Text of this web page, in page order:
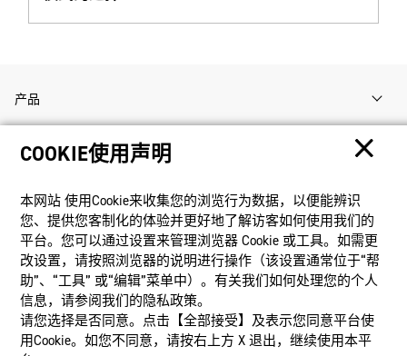
产品
客户支持
资讯
社交媒体
COOKIE使用声明
本网站 使⽤Cookie来收集您的浏览⾏为数据，以便能辨识
您、提供您客制化的体验并更好地了解访客如何使⽤我们的
平台。您可以通过设置来管理浏览器 Cookie 或⼯具。如需更
改设置，请按照浏览器的说明进⾏操作（该设置通常位于“帮
助”、“⼯具” 或“编辑”菜单中）。有关我们如何处理您的个⼈
信息，请参阅我们的隐私政策。
请您选择是否同意。点击【全部接受】及表示您同意平台使
用Cookie。如您不同意，请按右上⽅ X 退出，继续使⽤本平